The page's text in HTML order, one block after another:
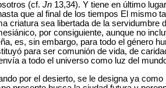
(cf. Jn 13,34). Y tiene en último
que al final de los tiempos El mismo
criatura sea libertada de la servidumbre
por consiguiente, aunque no
es, sin embargo, para todo el género
para ser comunión de vida, de
a todo el universo como luz del
por el desierto, se le designa ya como